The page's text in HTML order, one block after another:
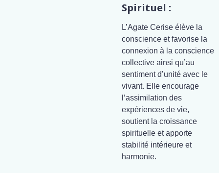
Spirituel :
L’Agate Cerise élève la
conscience et favorise la
connexion à la conscience
collective ainsi qu’au
sentiment d’unité avec le
vivant. Elle encourage
l’assimilation des
expériences de vie,
soutient la croissance
spirituelle et apporte
stabilité intérieure et
harmonie.